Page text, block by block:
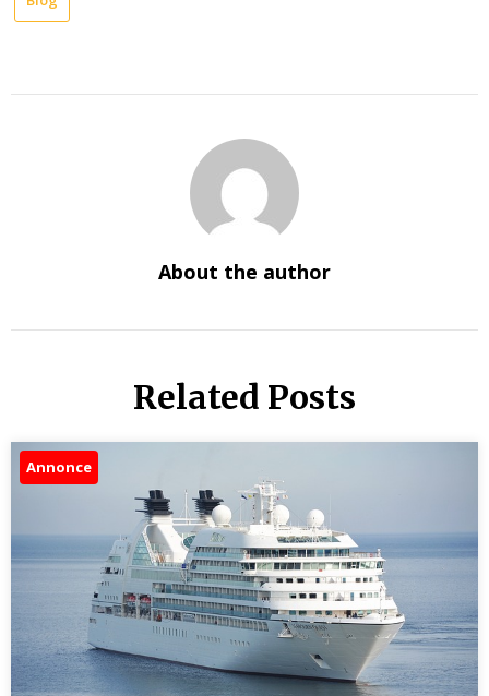
About the author
Related Posts
Annonce